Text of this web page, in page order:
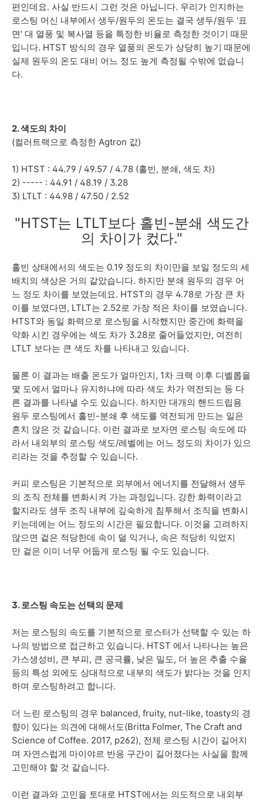
편인데요. 사실 반드시 그런 것은 아닙니다. 우리가 인지하는
로스팅 머신 내부에서 생두/원두의 온도는 결국 생두/원두 '표
면' 대 열풍 및 복사열 등을 특정한 비율로 측정한 것이기 때문
입니다. HTST 방식의 경우 열풍의 온도가 상당히 높기 때문에
실제 원두의 온도 대비 어느 정도 높게 측정될 수밖에 없습니
다.
2. 색도의 차이
(컬러트랙으로 측정한 Agtron 값)
1) HTST : 44.79 / 49.57 / 4.78 (홀빈, 분쇄, 색도 차)
2) ----- : 44.91 / 48.19 / 3.28
3) LTLT : 44.98 / 47.50 / 2.52
"HTST는 LTLT보다 홀빈-분쇄 색도간
의 차이가 컸다."
홀빈 상태에서의 색도는 0.19 정도의 차이만을 보일 정도의 세
배치의 색상은 거의 같았습니다. 하지만 분쇄 원두의 경우 어
느 정도 차이를 보였는데요. HTST의 경우 4.78로 가장 큰 차
이를 보였다면, LTLT는 2.52로 가장 적은 차이를 보였습니다.
HTST와 동일 화력으로 로스팅을 시작했지만 중간에 화력을
약화 시킨 경우에는 색도 차가 3.28로 줄어들었지만, 여전히
LTLT 보다는 큰 색도 차를 나타내고 있습니다.
물론 이 결과는 배출 온도가 얼마인지, 1차 크랙 이후 디벨롭을
몇 도에서 얼마나 유지하냐에 따라 색도 차가 역전되는 등 다
른 결과를 나타낼 수도 있습니다. 하지만 대개의 핸드드립용
원두 로스팅에서 홀빈-분쇄 후 색도를 역전되게 만드는 일은
흔치 않은 것 같습니다. 이런 결과로 보자면 로스팅 속도에 따
라서 내외부의 로스팅 색도/레벨에는 어느 정도의 차이가 있으
리라는 것을 추정할 수 있습니다.
커피 로스팅은 기본적으로 외부에서 에너지를 전달해서 생두
의 조직 전체를 변화시켜 가는 과정입니다. 강한 화력이라고
할지라도 생두 조직 내부에 깊숙하게 침투해서 조직을 변화시
키는데에는 어느 정도의 시간은 필요합니다. 이것을 고려하지
않으면 겉은 적당한데 속이 덜 익거나, 속은 적당히 익었지
만 겉은 이미 너무 어둡게 로스팅 될 수도 있습니다.
3. 로스팅 속도는 선택의 문제
저는 로스팅의 속도를 기본적으로 로스터가 선택할 수 있는 하
나의 방법으로 접근하고 있습니다. HTST 에서 나타나는 높은
가스생성비, 큰 부피, 큰 공극률, 낮은 밀도, 더 높은 추출 수율
등의 특성 외에도 상대적으로 내부의 색도가 밝다는 것을 인지
하며 로스팅하려고 합니다.
더 느린 로스팅의 경우 balanced, fruity, nut-like, toasty의 경
향이 있다는 의견에 대해서도(Britta Folmer, The Craft and
Science of Coffee. 2017, p262), 전체 로스팅 시간이 길어지
며 자연스럽게 마이야르 반응 구간이 길어졌다는 사실을 함께
고민해야 할 것 같습니다.
이런 결과와 고민을 토대로 HTST에서는 의도적으로 내외부